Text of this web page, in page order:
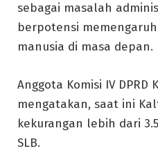
sebagai masalah
berpotensi
manusia di masa depan.
Anggota Komisi IV DPRD
mengatakan, saat ini
kekurangan lebih dari
SLB.